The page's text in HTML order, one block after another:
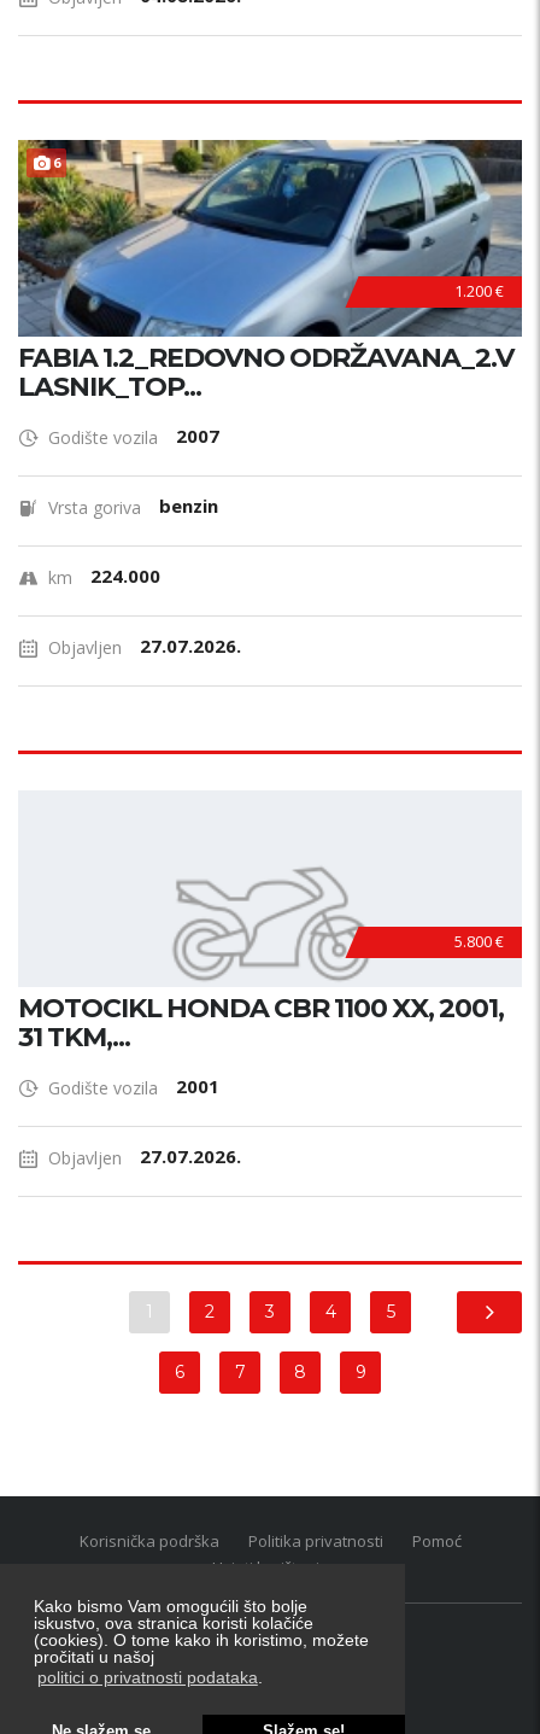
Kako bismo Vam omogućili što bolje
iskustvo, ova stranica koristi kolačiće
(cookies). O tome kako ih koristimo, možete
pročitati u našoj
politici o privatnosti podataka
6
1.200 €
FABIA 1.2_REDOVNO ODRŽAVANA_2.V
LASNIK_TOP...
Godište vozila 2007
Vrsta goriva benzin
km 224.000
Objavljen 27.07.2026.
5.800 €
MOTOCIKL HONDA CBR 1100 XX, 2001,
31 TKM,...
Godište vozila 2001
Objavljen 27.07.2026.
1 2 3 4 5
6 7 8 9
Korisnička podrška Politika privatnosti
Pomoć
Uvjeti korištenja
Oglasnik grupacija:posao.hr|oglasnik.hr|auti.hr
Tečaj za konverziju u EUR valutu: 1 euro = 7.53450 kn